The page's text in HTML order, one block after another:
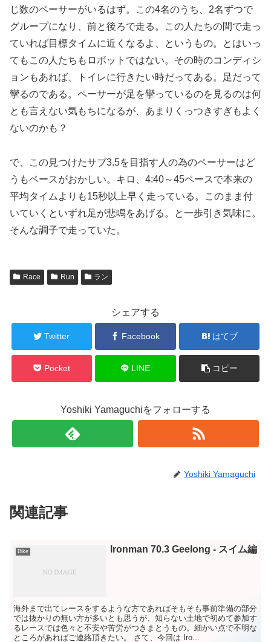
じ数のペーサーがいるはず。この4名のうち、2名ずつで
グループになり、前と後ろで走る。この人たちの間で走っ
ていれば目標タイムに近くなるよ、というもの。とはいっ
てもこの人たちもロボットではない。その時のコンディシ
ョンもあれば、トイレに行きたい時だってある。足だって
攣るのである。ペーサーが足を攣っているのを見るのは何
とも言えない気もちになるが、あまりくっつきすぎもよく
ないのかも？
で、この見つけたサブ3.5を目指す人の為のペーサーはど
うもペースがおかしい。キロ、4:40～45ペースで本来の
平均タイムよりも15秒以上早く走っている。このまま付
いていくといずれ足が悲鳴をあげる。と一歩引き気味に。
そんな調子で走っていた。
Race Run ラン
シェアする
Twitter Facebook はてブ
Pocket LINE コピー
Yoshiki Yamaguchiをフォローする
Yoshiki Yamaguchi
関連記事
Bike Ironman 70.3 Geelong ‐ スイム編
海外まで出てレースをするような方であればそもそも事前準備の部分
では抜かりの無い方が多いとも思うが、知らない土地で初めて参加す
るレースでは色々と不安や苦労がつきまとうもの。細かい点で不明な
ところがあればご連絡頂きたい。 さて、今回は Iro...